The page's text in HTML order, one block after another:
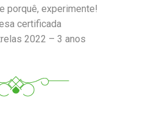
porquê, experimente!
certificada
2022 – 3 anos